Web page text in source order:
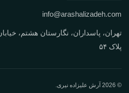
info@arashalizadeh.com
تهران، پاسداران، نگارستان هشتم،
پلاک ۵۴
© 2026 آرش علیزاده نیری.